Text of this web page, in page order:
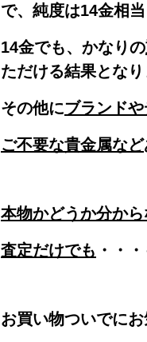
で、純度は14金相
14金でも、かなりの
ただける結果となり
その他にブランド
ご不要な貴金属など
本物かどうか分か
査定だけでも ・・
お買い物ついでに